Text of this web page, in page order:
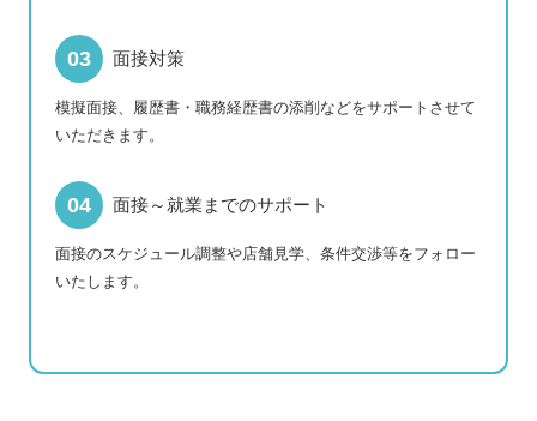
面接対策
模擬面接、履歴書・職務経歴書の添削などをサポートさせて
いただきます。
面接～就業までのサポート
面接のスケジュール調整や店舗見学、条件交渉等をフォロー
いたします。